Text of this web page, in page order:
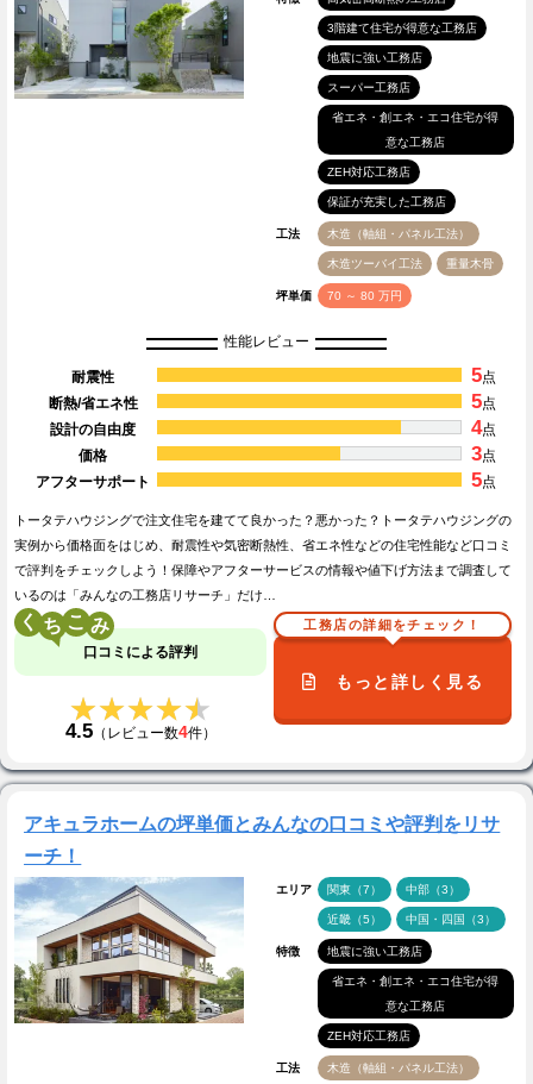
3階建て住宅が得意な工務店
地震に強い工務店
スーパー工務店
省エネ・創エネ・エコ住宅が得
意な工務店
ZEH対応工務店
保証が充実した工務店
工法 木造（軸組・パネル工法）
木造ツーバイ工法 重量木骨
坪単価 70 ～ 80 万円
性能レビュー
耐震性 5点
断熱/省エネ性
5点
設計の自由度
4点
価格
3点
アフターサポート
5点
トータテハウジングで注文住宅を建てて良かった？悪かった？トータテハウジングの
実例から価格面をはじめ、耐震性や気密断熱性、省エネ性などの住宅性能など口コミ
で評判をチェックしよう！保障やアフターサービスの情報や値下げ方法まで調査して
いるのは「みんなの工務店リサーチ」だけ…
く こ
口コミによる評判
★★★★★
★★★★★
4.5（レビュー数4件）
工務店の詳細をチェック！
もっと詳しく見る
アキュラホームの坪単価とみんなの口コミや評判をリサ
ーチ！
エリア 関東（7） 中部（3）
近畿（5） 中国・四国（3）
特徴 地震に強い工務店
省エネ・創エネ・エコ住宅が得
意な工務店
ZEH対応工務店
工法 木造（軸組・パネル工法）